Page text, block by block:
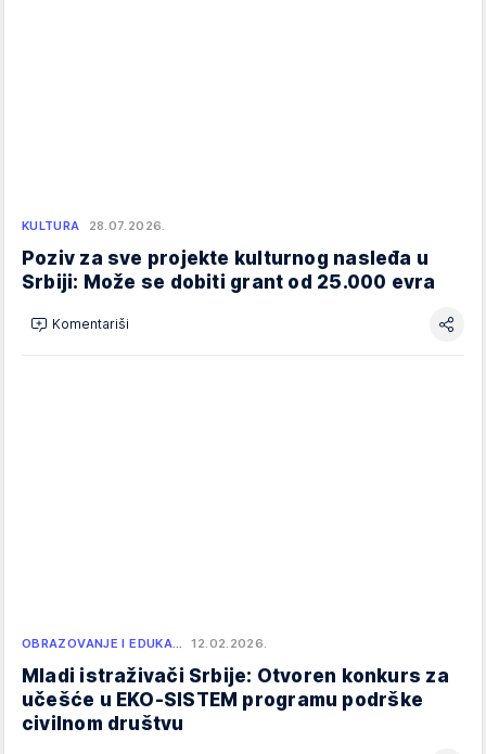
KULTURA 28.07.2026.
Poziv za sve projekte kulturnog nasleđa u
Srbiji: Može se dobiti grant od 25.000 evra
Komentariši
OBRAZOVANJE I EDUKA… 12.02.2026.
Mladi istraživači Srbije: Otvoren konkurs za
učešće u EKO-SISTEM programu podrške
civilnom društvu